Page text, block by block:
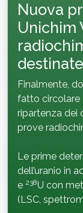
Nuova
Unichim
Finalmente,
fatto circolare
ripartenza dei
prove
Le prime
dell’uranio in
e 238U con
(LSC,